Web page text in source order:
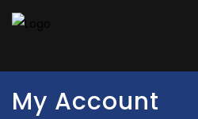
My Account